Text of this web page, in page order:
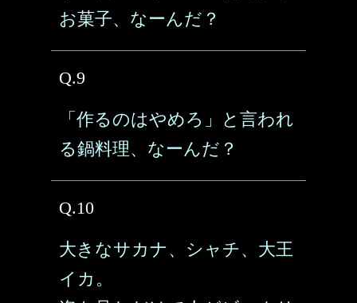
お菓子、なーんだ？
Q.9
「作るのはやめろ」と言われ
る鍋料理、なーんだ？
Q.10
大きなサカナ、シャチ、大王
イカ。